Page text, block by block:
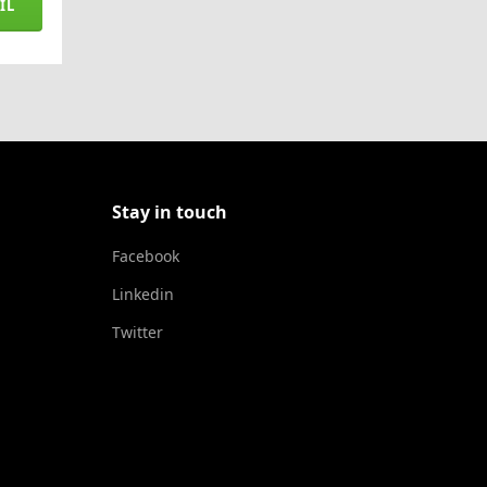
Stay in touch
Facebook
Linkedin
Twitter